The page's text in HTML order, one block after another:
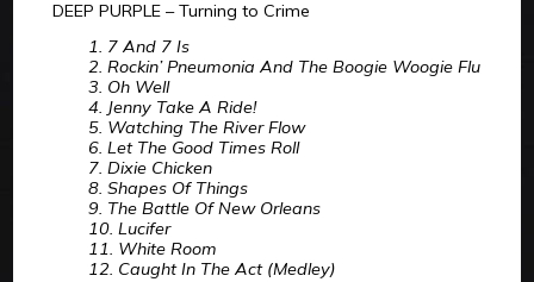
DEEP PURPLE – Turning to Crime
1. 7 And 7 Is
2. Rockin’ Pneumonia And The Boogie Woogie Flu
3. Oh Well
4. Jenny Take A Ride!
5. Watching The River Flow
6. Let The Good Times Roll
7. Dixie Chicken
8. Shapes Of Things
9. The Battle Of New Orleans
10. Lucifer
11. White Room
12. Caught In The Act (Medley)